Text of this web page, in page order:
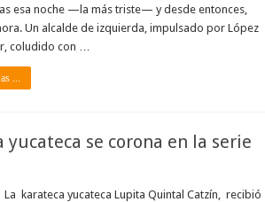
esa noche —la más triste— y desde entonces,
Un alcalde de izquierda, impulsado por López
coludido con …
...
se corona en la serie
La karateca yucateca Lupita Quintal Catzín, recibió